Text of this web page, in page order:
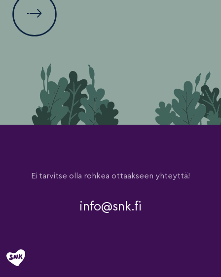
Ei tarvitse olla rohkea ottaakseen yhteyttä!
info@snk.fi